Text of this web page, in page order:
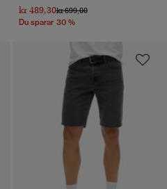
kr 489,30Pris reducerat från
kr 699,00till
Du sparar 30 %